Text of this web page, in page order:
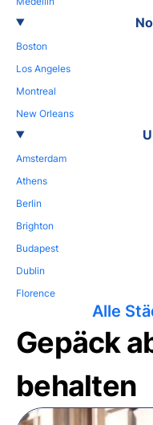
Boston
Los Angeles
Montreal
New Orleans
Amsterdam
Athens
Berlin
Brighton
Budapest
Dublin
Florence
Alle
Gepäck
behalten